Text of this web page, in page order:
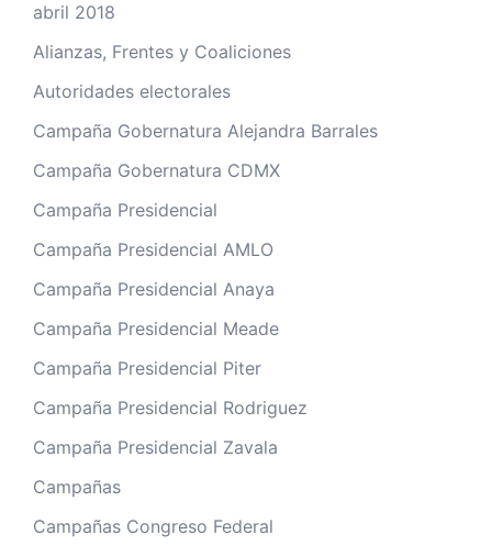
abril 2018
Alianzas, Frentes y Coaliciones
Autoridades electorales
Campaña Gobernatura Alejandra Barrales
Campaña Gobernatura CDMX
Campaña Presidencial
Campaña Presidencial AMLO
Campaña Presidencial Anaya
Campaña Presidencial Meade
Campaña Presidencial Piter
Campaña Presidencial Rodriguez
Campaña Presidencial Zavala
Campañas
Campañas Congreso Federal